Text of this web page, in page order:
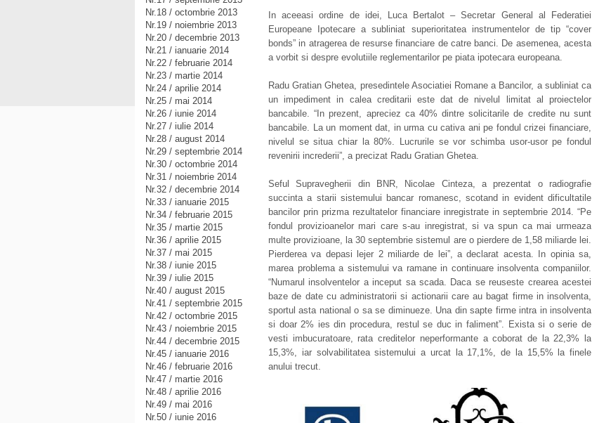
In aceeasi ordine de idei, Luca Bertalot – Secretar General al Federatiei
Europeane Ipotecare a subliniat superioritatea instrumentelor de tip “cover
bonds” in atragerea de resurse financiare de catre banci. De asemenea, acesta
a vorbit si despre evolutiile reglementarilor pe piata ipotecara europeana.
Radu Gratian Ghetea, presedintele Asociatiei Romane a Bancilor, a subliniat ca
un impediment in calea creditarii este dat de nivelul limitat al proiectelor
bancabile. “In prezent, apreciez ca 40% dintre solicitarile de credite nu sunt
bancabile. La un moment dat, in urma cu cativa ani pe fondul crizei financiare,
nivelul se situa chiar la 80%. Lucrurile se vor schimba usor-usor pe fondul
revenirii increderii”, a precizat Radu Gratian Ghetea.
Seful Supravegherii din BNR, Nicolae Cinteza, a prezentat o radiografie
succinta a starii sistemului bancar romanesc, scotand in evident dificultatile
bancilor prin prizma rezultatelor financiare inregistrate in septembrie 2014. “Pe
fondul provizioanelor mari care s-au inregistrat, si va spun ca mai urmeaza
multe provizioane, la 30 septembrie sistemul are o pierdere de 1,58 miliarde lei.
Pierderea va depasi lejer 2 miliarde de lei”, a declarat acesta. In opinia sa,
marea problema a sistemului va ramane in continuare insolventa companiilor.
“Numarul insolventelor a inceput sa scada. Daca se reuseste crearea acestei
baze de date cu administratorii si actionarii care au bagat firme in insolventa,
sportul asta national o sa se diminueze. Una din sapte firme intra in insolventa
si doar 2% ies din procedura, restul se duc in faliment”. Exista si o serie de
vesti imbucuratoare, rata creditelor neperformante a coborat de la 22,3% la
15,3%, iar solvabilitatea sistemului a urcat la 17,1%, de la 15,5% la finele
anului trecut.
Nr.18 / octombrie 2013
Nr.19 / noiembrie 2013
Nr.20 / decembrie 2013
Nr.21 / ianuarie 2014
Nr.22 / februarie 2014
Nr.23 / martie 2014
Nr.24 / aprilie 2014
Nr.25 / mai 2014
Nr.26 / iunie 2014
Nr.27 / iulie 2014
Nr.28 / august 2014
Nr.29 / septembrie 2014
Nr.30 / octombrie 2014
Nr.31 / noiembrie 2014
Nr.32 / decembrie 2014
Nr.33 / ianuarie 2015
Nr.34 / februarie 2015
Nr.35 / martie 2015
Nr.36 / aprilie 2015
Nr.37 / mai 2015
Nr.38 / iunie 2015
Nr.39 / iulie 2015
Nr.40 / august 2015
Nr.41 / septembrie 2015
Nr.42 / octombrie 2015
Nr.43 / noiembrie 2015
Nr.44 / decembrie 2015
Nr.45 / ianuarie 2016
Nr.46 / februarie 2016
Nr.47 / martie 2016
Nr.48 / aprilie 2016
Nr.49 / mai 2016
Nr.50 / iunie 2016